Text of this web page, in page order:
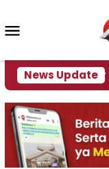
konten
News Update
Krisi Air